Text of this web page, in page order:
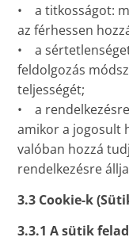
• a titkosságot:
az férhessen
• a
feldolgozás
teljességét;
• a
amikor a jogosult
valóban hozzá
rendelkezésre
3.3 Cookie-k
3.3.1 A sütik